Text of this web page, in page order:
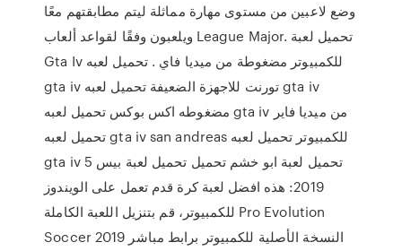
وضع لاعبين من مستوى مهارة مماثلة ليتم مطابقتهم معًا
ويلعبون وفقًا لقواعد ألعاب League Major. تحميل لعبة
Gta Iv للكمبيوتر مضغوطة من ميديا فاي . تحميل لعبه
gta iv تورنت للاجهزة الضعيفة تحميل لعبه gta iv
مضغوطه اكس بوكس تحميل لعبه gta iv من ميديا فاير
تحميل لعبه gta iv san andreas للكمبيوتر تحميل لعبه
gta iv 5 تحميل لعبة ابو خشم تحميل تحميل لعبة بيس
2019: هذه افضل لعبة كرة قدم تعمل على الويندوز
للكمبيوتر، قم بتنزيل اللعبة الكاملة Pro Evolution
Soccer 2019 النسخة الأصلية للكمبيوتر برابط مباشر